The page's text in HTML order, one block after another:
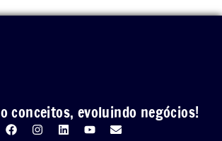
conceitos, evoluindo negócios!